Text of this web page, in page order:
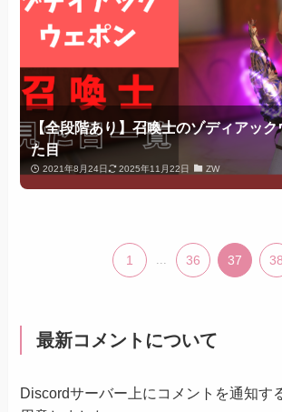
【全段階あり】召喚士のゾディアッ
た目
2021年8月24日 2025年11月22日 ZW
1 ... 36 37 38
最新コメントについて
Discordサーバー上にコメントを通知す